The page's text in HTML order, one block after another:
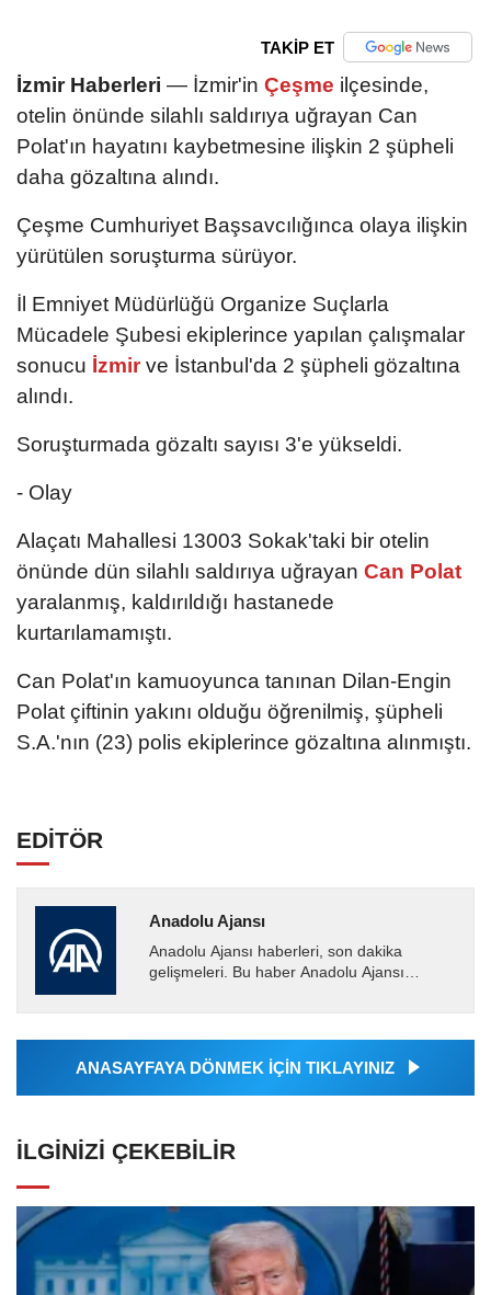
TAKİP ET
İzmir Haberleri — İzmir'in Çeşme ilçesinde,
otelin önünde silahlı saldırıya uğrayan Can
Polat'ın hayatını kaybetmesine ilişkin 2 şüpheli
daha gözaltına alındı.
Çeşme Cumhuriyet Başsavcılığınca olaya ilişkin
yürütülen soruşturma sürüyor.
İl Emniyet Müdürlüğü Organize Suçlarla
Mücadele Şubesi ekiplerince yapılan çalışmalar
sonucu İzmirve İstanbul'da 2 şüpheli gözaltına
alındı.
Soruşturmada gözaltı sayısı 3'e yükseldi.
- Olay
Alaçatı Mahallesi 13003 Sokak'taki bir otelin
önünde dün silahlı saldırıya uğrayan Can Polat
yaralanmış, kaldırıldığı hastanede
kurtarılamamıştı.
Can Polat'ın kamuoyunca tanınan Dilan-Engin
Polat çiftinin yakını olduğu öğrenilmiş, şüpheli
S.A.'nın (23) polis ekiplerince gözaltına alınmıştı.
EDİTÖR
Anadolu Ajansı
Anadolu Ajansı haberleri, son dakika
gelişmeleri. Bu haber Anadolu Ajansı
tarafından geçilen tüm...
ANASAYFAYA DÖNMEK İÇİN TIKLAYINIZ
İLGINIZI ÇEKEBILIR